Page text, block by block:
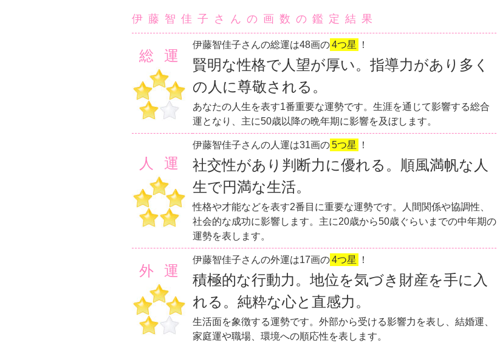
伊藤智佳子さんの画数の鑑定結果
総運
伊藤智佳子さんの総運は48画の4つ星 ！
賢明な性格で人望が厚い。指導力があり多く
の人に尊敬される。
あなたの人生を表す1番重要な運勢です。生涯を通じて影響する総合
運となり、主に50歳以降の晩年期に影響を及ぼします。
人運
伊藤智佳子さんの人運は31画の5つ星 ！
社交性があり判断力に優れる。順風満帆な人
生で円満な生活。
性格や才能などを表す2番目に重要な運勢です。人間関係や協調性、
社会的な成功に影響します。主に20歳から50歳ぐらいまでの中年期の
運勢を表します。
外運
伊藤智佳子さんの外運は17画の4つ星 ！
積極的な行動力。地位を気づき財産を手に入
れる。純粋な心と直感力。
生活面を象徴する運勢です。外部から受ける影響力を表し、結婚運、
家庭運や職場、環境への順応性を表します。